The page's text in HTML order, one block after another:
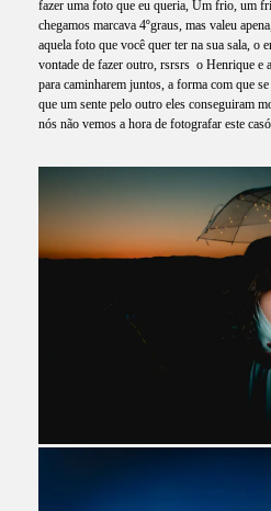
fazer uma foto que eu queria, Um frio, um
chegamos marcava 4ºgraus, mas valeu
aquela foto que você quer ter na sua sala, o
vontade de fazer outro, rsrsrs o Henrique e
para caminharem juntos, a forma com que
que um sente pelo outro eles conseguiram
nós não vemos a hora de fotografar este